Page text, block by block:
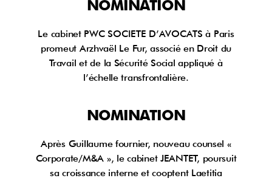
NOMINATION
Le cabinet PWC SOCIETE D’AVOCATS à Paris
promeut Arzhvaël Le Fur, associé en Droit du
Travail et de la Sécurité Social appliqué à
l’échelle transfrontalière.
NOMINATION
Après Guillaume fournier, nouveau counsel «
Corporate/M&A », le cabinet JEANTET, poursuit
sa croissance interne et cooptent Laetitia